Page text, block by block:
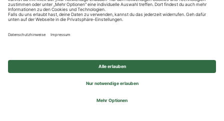
Privatsphäre-Einstellungen
© 2026 REWE Group - All rights reserved